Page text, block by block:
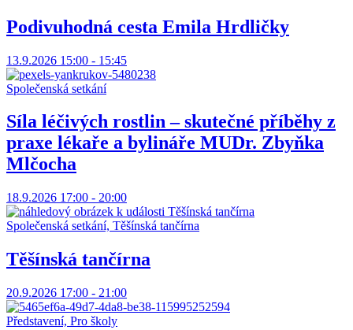
Podivuhodná cesta Emila Hrdličky
13.9.2026 15:00 - 15:45
Společenská setkání
Síla léčivých rostlin – skutečné příběhy z
praxe lékaře a bylináře MUDr. Zbyňka
Mlčocha
18.9.2026 17:00 - 20:00
Společenská setkání, Těšínská tančírna
Těšínská tančírna
20.9.2026 17:00 - 21:00
Představení, Pro školy